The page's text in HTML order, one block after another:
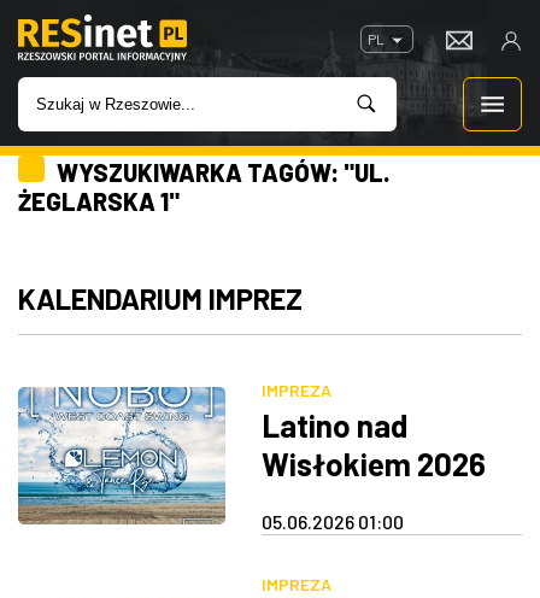
PL
WIADOMOŚCI
IMPREZY
ROZRYWKA
W KINACH
GASTRONOMIA
WYSZUKIWARKA TAGÓW: "UL.
ŻEGLARSKA 1"
KALENDARIUM IMPREZ
IMPREZA
Latino nad
Wisłokiem 2026
05.06.2026 01:00
IMPREZA